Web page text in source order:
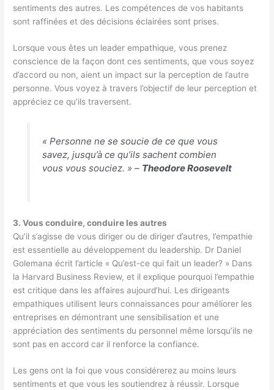
sentiments des autres. Les compétences de vos habitants
sont raffinées et des décisions éclairées sont prises.
Lorsque vous êtes un leader empathique, vous prenez
conscience de la façon dont ces sentiments, que vous soyez
d’accord ou non, aient un impact sur la perception de l’autre
personne. Vous voyez à travers l’objectif de leur perception et
appréciez ce qu’ils traversent.
« Personne ne se soucie de ce que vous
savez, jusqu’à ce qu’ils sachent combien
vous vous souciez. » – Theodore Roosevelt
3. Vous conduire, conduire les autres
Qu’il s’agisse de vous diriger ou de diriger d’autres, l’empathie
est essentielle au développement du leadership. Dr Daniel
Golemana écrit l’article « Qu’est-ce qui fait un leader? » Dans
la Harvard Business Review, et il explique pourquoi l’empathie
est critique dans les affaires aujourd’hui. Les dirigeants
empathiques utilisent leurs connaissances pour améliorer les
entreprises en démontrant une sensibilisation et une
appréciation des sentiments du personnel même lorsqu’ils ne
sont pas en accord car il renforce la confiance.
Les gens ont la foi que vous considérerez au moins leurs
sentiments et que vous les soutiendrez à réussir. Lorsque